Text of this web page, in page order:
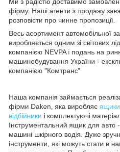
фірму. Наші агенти з продажу
розповісти про чинне пропозиції.
Весь асортимент автомобільної
виробляється одним зі світових
компанією NEVPA і подань на
машинобудування України -
компанією "Комтранс"
Наша компанія займається
фірми Daken, яка виробляє ящики
відбійники і комплектуючі
Інструментальний ящик для авто
машині шкірного водія. Дуже
інструменти, які можуть стати в